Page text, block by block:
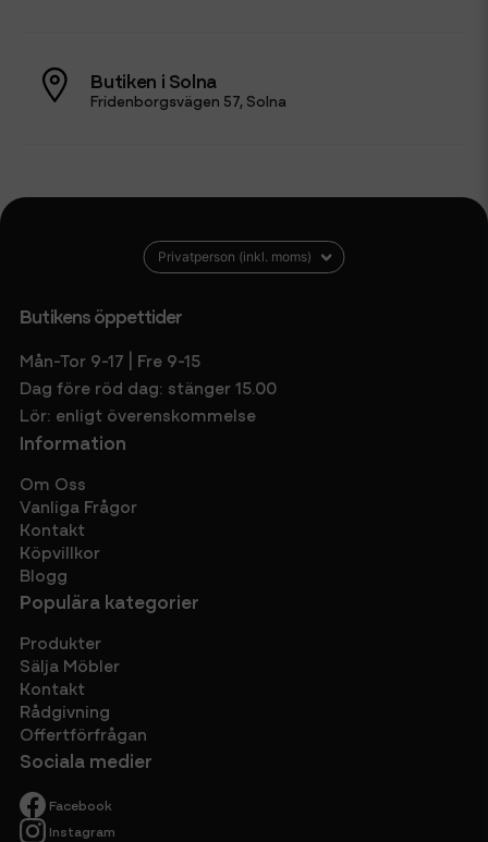
Butiken i Solna
Fridenborgsvägen 57, Solna
Butikens öppettider
Mån-Tor 9-17 | Fre 9-15
Dag före röd dag: stänger 15.00
Lör: enligt överenskommelse
Information
Om Oss
Vanliga Frågor
Kontakt
Köpvillkor
Blogg
Populära kategorier
Produkter
Sälja Möbler
Kontakt
Rådgivning
Offertförfrågan
Sociala medier
Facebook
Instagram